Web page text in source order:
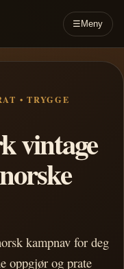
☰ Meny
• TRYGGE
vintage
kampnav for deg
oppgjør og prate